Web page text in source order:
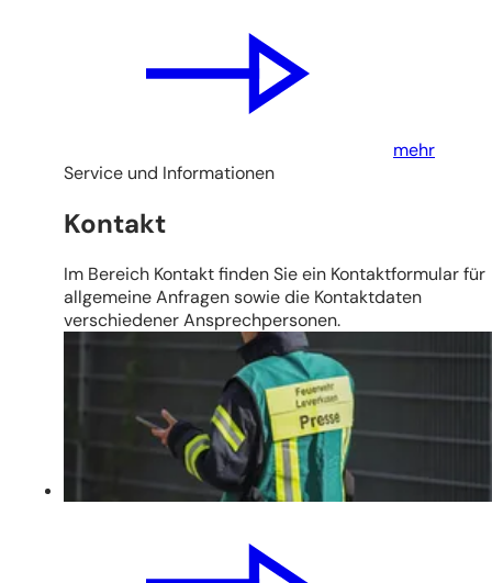
mehr
Service und Informationen
Kontakt
Im Bereich Kontakt finden Sie ein Kontaktformular für
allgemeine Anfragen sowie die Kontaktdaten
verschiedener Ansprechpersonen.